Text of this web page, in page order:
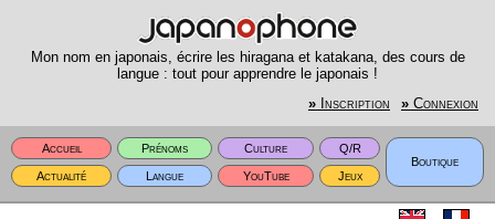
Mon nom en japonais, écrire les hiragana et katakana, des cours de
langue : tout pour apprendre le japonais !
» Inscription » Connexion
Accueil Prénoms Culture
Q/R
Boutique
Actualité
Langue YouTube Jeux